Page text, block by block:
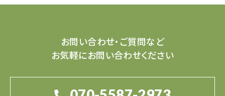
お問い合わせ・ご質問など
お気軽にお問い合わせください